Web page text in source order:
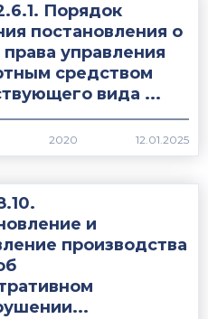
Порядок
постановления о
управления
средством
вида ...
2020
и
производства